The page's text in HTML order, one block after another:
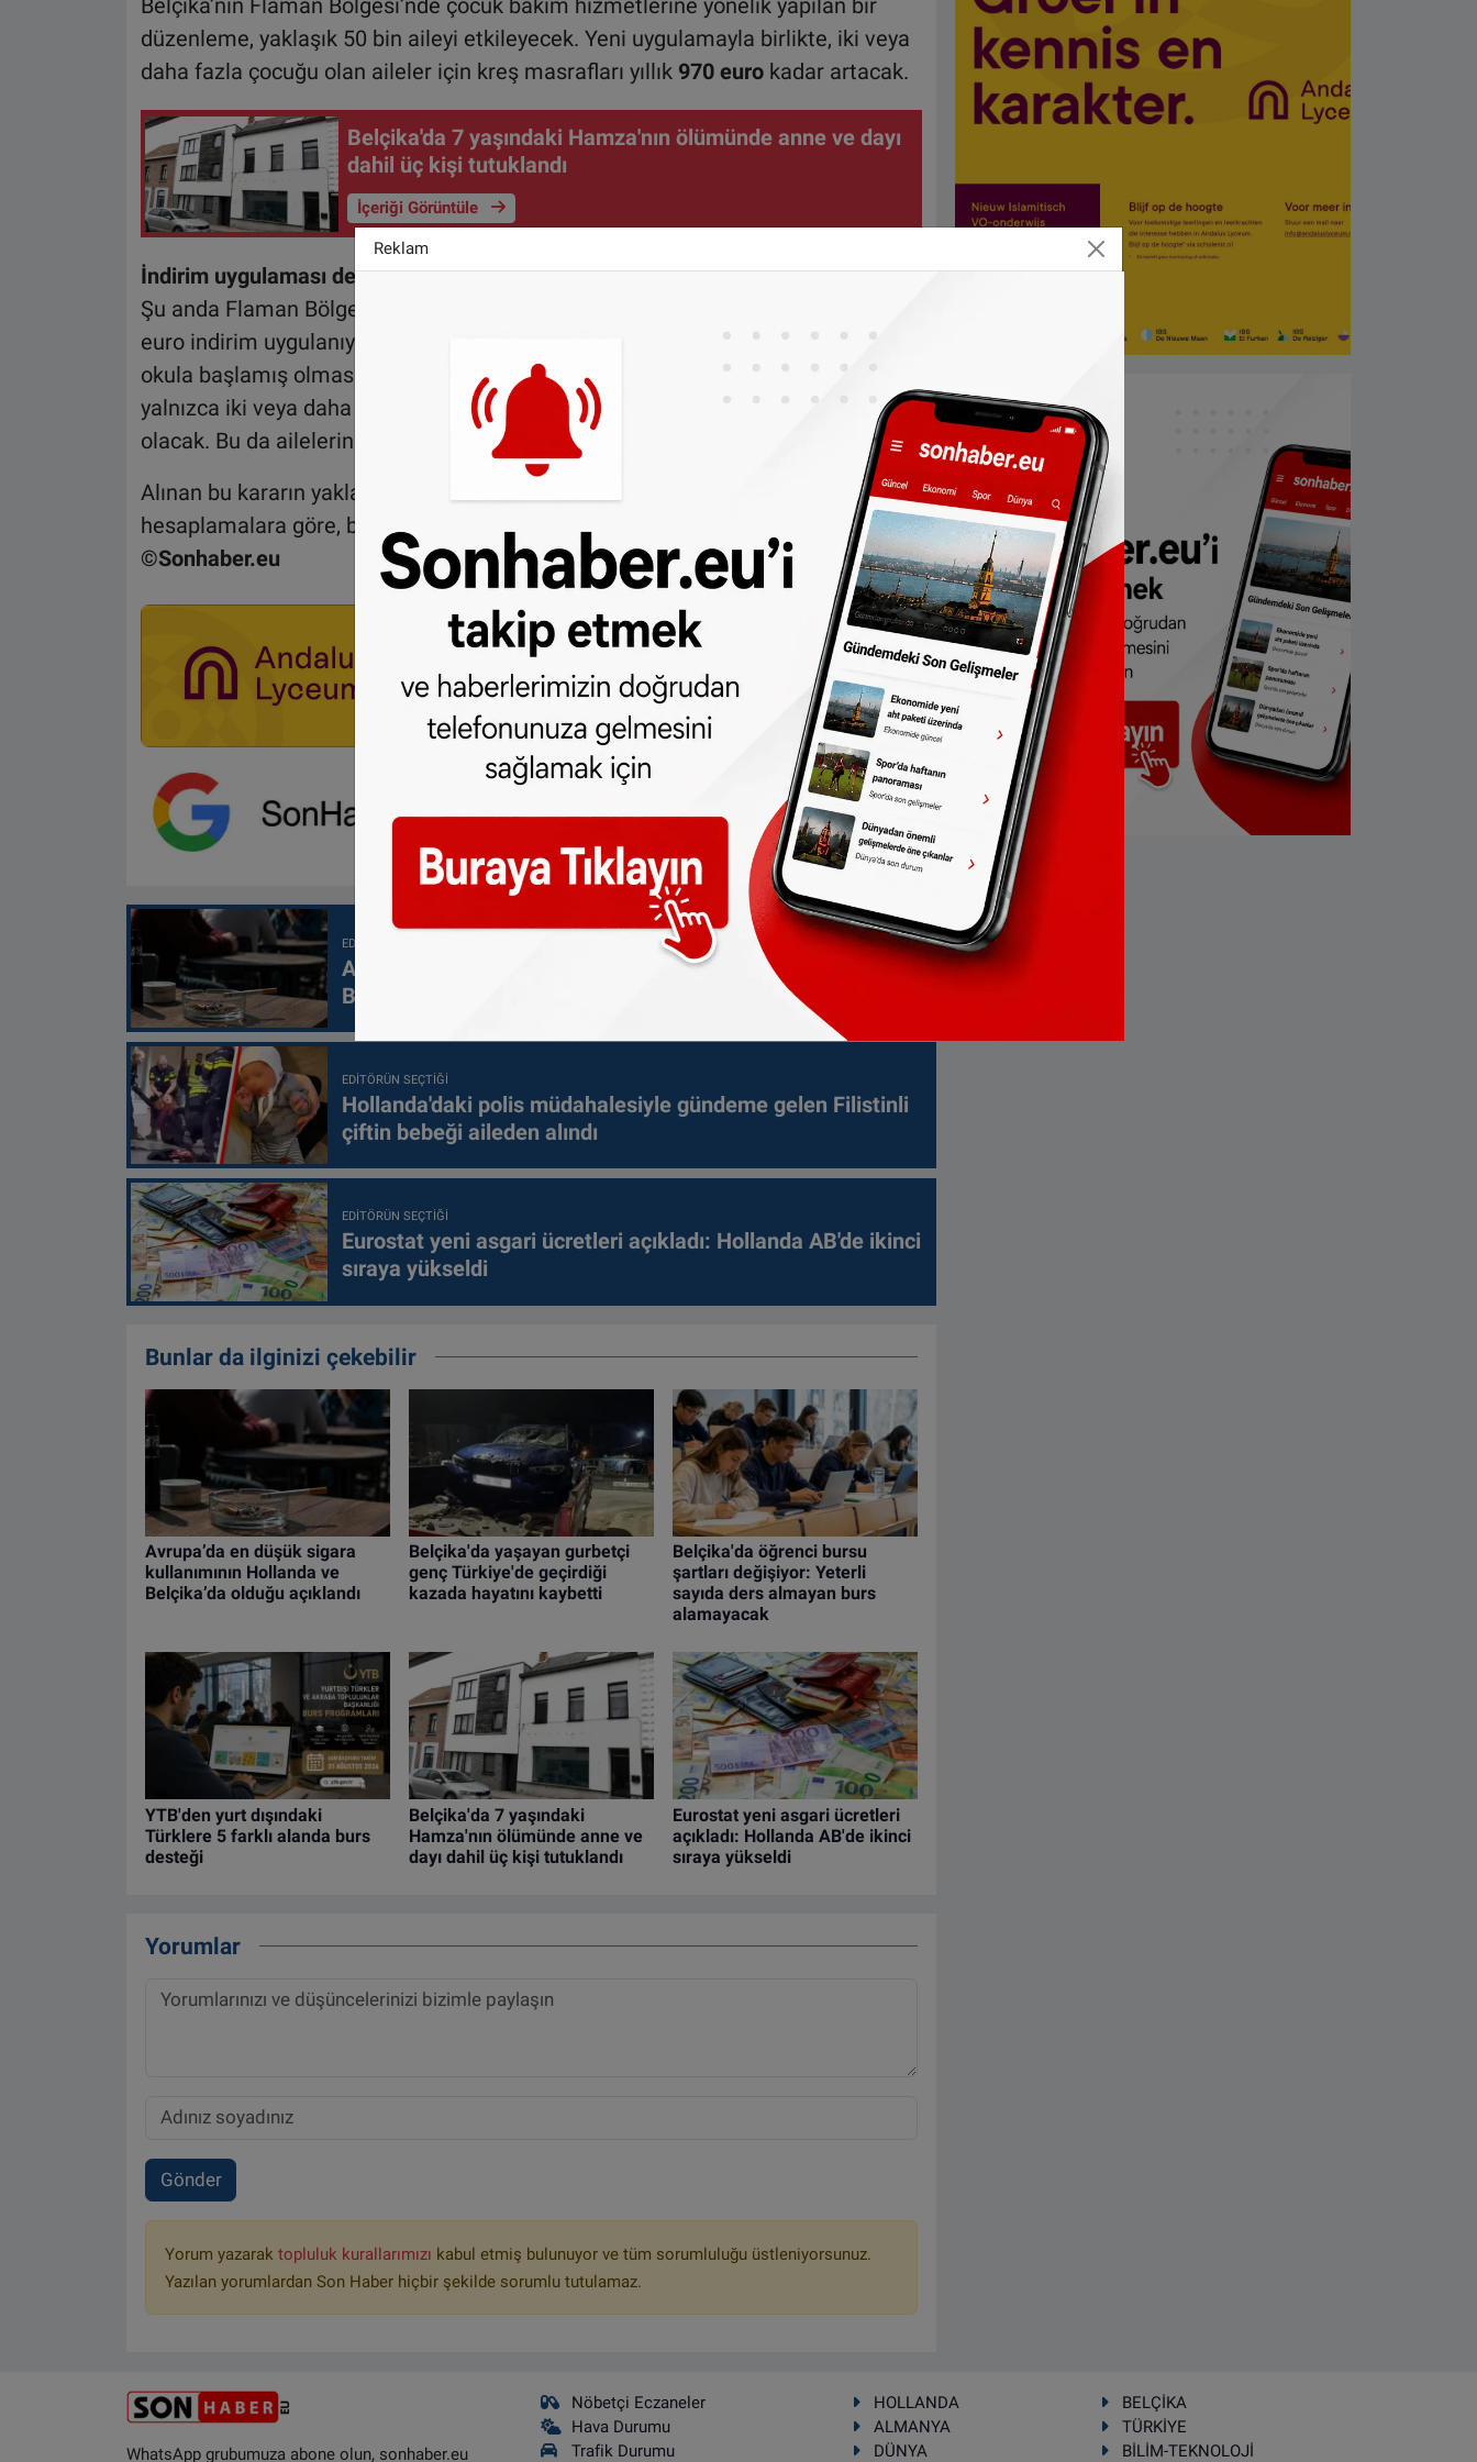
Belçika’nın Flaman Bölgesi’nde çocuk bakım hizmetlerine yönelik yapılan bir
düzenleme, yaklaşık 50 bin aileyi etkileyecek. Yeni uygulamayla birlikte, iki veya
daha fazla çocuğu olan aileler için kreş masrafları yıllık970 eurokadar artacak.
Belçika'da 7 yaşındaki Hamza'nın ölümünde anne ve dayı
dahil üç kişi tutuklandı
İçeriği Görüntüle
İndirim uygulaması değiştiriliyor
Şu anda Flaman Bölgesi’nde, ikinci çocuğu kreşe giden ailelere günlük yaklaşık 4
euro indirim uygulanıyor. Bu indirim, çocuklardan biri kreşe giderken diğerinin
okula başlamış olması durumunda da geçerli. Ancak yeni düzenlemeyle bu hak
yalnızca iki veya daha fazla çocuğun aynı anda kreşe gittiği durumlarda geçerli
olacak. Bu da ailelerin ödeyeceği kreş masrafının artmasına neden olacak.
Alınan bu kararın yaklaşık 50 bin aileyi olumsuz etkileyeceği belirtiliyor. Yapılan
hesaplamalara göre, bu ailelerin yıllık çocuk bakım masrafı 970 euro artacak.
©Sonhaber.eu
EDITÖRÜN SEÇTIĞI
Avrupa’da en düşük sigara kullanımının Hollanda ve
Belçika’da olduğu açıklandı
EDITÖRÜN SEÇTIĞI
Hollanda'daki polis müdahalesiyle gündeme gelen Filistinli
çiftin bebeği aileden alındı
EDITÖRÜN SEÇTIĞI
Eurostat yeni asgari ücretleri açıkladı: Hollanda AB'de ikinci
sıraya yükseldi
Bunlar da ilginizi çekebilir
Avrupa’da en düşük sigara
kullanımının Hollanda ve
Belçika’da olduğu açıklandı
Belçika'da yaşayan gurbetçi
genç Türkiye'de geçirdiği
kazada hayatını kaybetti
Belçika'da öğrenci bursu
şartları değişiyor: Yeterli
sayıda ders almayan burs
alamayacak
YTB'den yurt dışındaki
Türklere 5 farklı alanda burs
desteği
Belçika'da 7 yaşındaki
Hamza'nın ölümünde anne ve
dayı dahil üç kişi tutuklandı
Eurostat yeni asgari ücretleri
açıkladı: Hollanda AB'de ikinci
sıraya yükseldi
Yorumlar
Gönder
Yorum yazarak topluluk kurallarımızı kabul etmiş bulunuyor ve tüm sorumluluğu üstleniyorsunuz.
Yazılan yorumlardan Son Haber hiçbir şekilde sorumlu tutulamaz.
WhatsApp grubumuza abone olun, sonhaber.eu
Nöbetçi Eczaneler
Hava Durumu
Trafik Durumu
HOLLANDA
BELÇİKA
ALMANYA
TÜRKİYE
DÜNYA
BİLİM-TEKNOLOJİ
Reklam